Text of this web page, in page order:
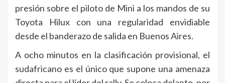
presión sobre el piloto de Mini a los mandos de su
Toyota Hilux con una regularidad envidiable
desde el banderazo de salida en Buenos Aires.
A ocho minutos en la clasificación provisional, el
sudafricano es el único que supone una amenaza